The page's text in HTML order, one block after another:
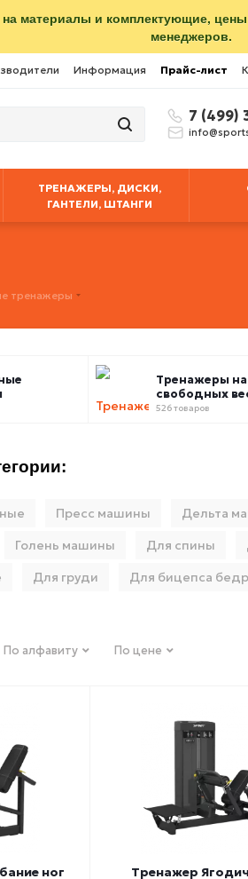
материалы и комплектующие,
менеджеров.
Информация Прайс-лист
7 (499)
ТРЕНАЖЕРЫ, ДИСКИ,
ГАНТЕЛИ, ШТАНГИ
тренажеры
Тренажеры на
свободных
526 товаров
Пресс машины Дельта
Голень машины Для спины
Для груди Для бицепса
По алфавиту По цене
ног
Тренажер